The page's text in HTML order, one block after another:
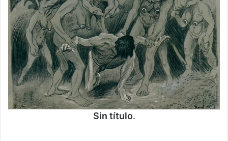
Sin título.